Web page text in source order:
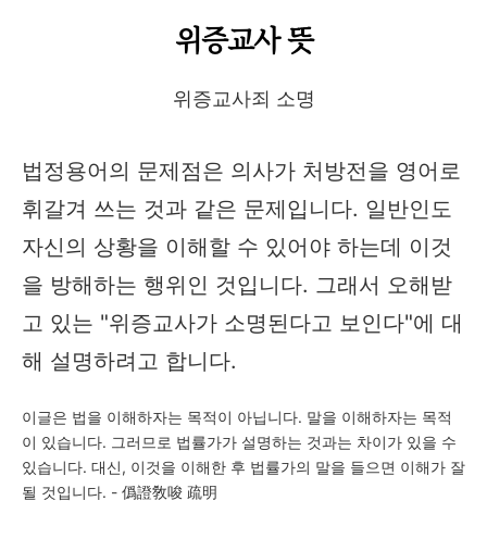
위증교사 뜻
위증교사죄 소명
법정용어의 문제점은 의사가 처방전을 영어로
휘갈겨 쓰는 것과 같은 문제입니다. 일반인도
자신의 상황을 이해할 수 있어야 하는데 이것
을 방해하는 행위인 것입니다. 그래서 오해받
고 있는 "위증교사가 소명된다고 보인다"에 대
해 설명하려고 합니다.
이글은 법을 이해하자는 목적이 아닙니다. 말을 이해하자는 목적
이 있습니다. 그러므로 법률가가 설명하는 것과는 차이가 있을 수
있습니다. 대신, 이것을 이해한 후 법률가의 말을 들으면 이해가 잘
될 것입니다. - 僞證敎唆 疏明